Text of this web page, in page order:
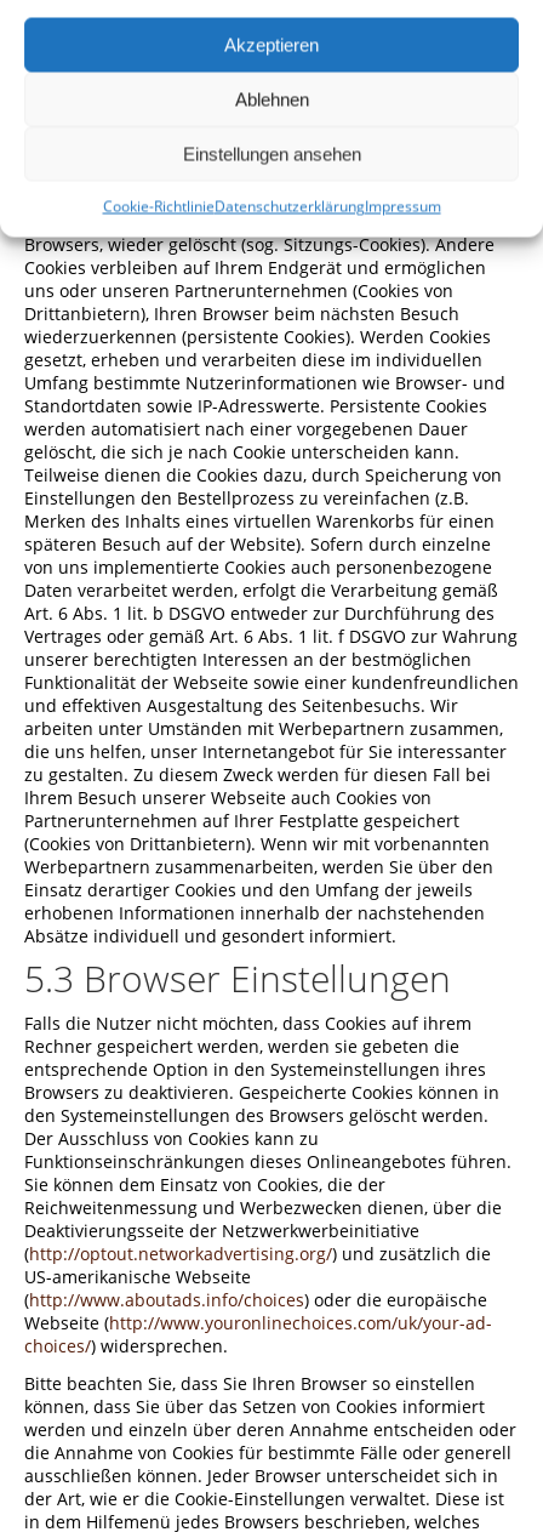
Akzeptieren
Ablehnen
Einstellungen ansehen
Cookie-RichtlinieDatenschutzerklärungImpressum
den Einsatz von Cookies im Rahmen pseudonymer
Reichweitenmessung werden die Nutzer im Rahmen dieser
Datenschutzerklärung informiert.
Datenerfassung und
Verarbeitung
Einige der von uns verwendeten Cookies werden nach dem
Ende der Browser-Sitzung, also nach Schließen Ihres
Browsers, wieder gelöscht (sog. Sitzungs-Cookies). Andere
Cookies verbleiben auf Ihrem Endgerät und ermöglichen
uns oder unseren Partnerunternehmen (Cookies von
Drittanbietern), Ihren Browser beim nächsten Besuch
wiederzuerkennen (persistente Cookies). Werden Cookies
gesetzt, erheben und verarbeiten diese im individuellen
Umfang bestimmte Nutzerinformationen wie Browser- und
Standortdaten sowie IP-Adresswerte. Persistente Cookies
werden automatisiert nach einer vorgegebenen Dauer
gelöscht, die sich je nach Cookie unterscheiden kann.
Teilweise dienen die Cookies dazu, durch Speicherung von
Einstellungen den Bestellprozess zu vereinfachen (z.B.
Merken des Inhalts eines virtuellen Warenkorbs für einen
späteren Besuch auf der Website). Sofern durch einzelne
von uns implementierte Cookies auch personenbezogene
Daten verarbeitet werden, erfolgt die Verarbeitung gemäß
Art. 6 Abs. 1 lit. b DSGVO entweder zur Durchführung des
Vertrages oder gemäß Art. 6 Abs. 1 lit. f DSGVO zur Wahrung
unserer berechtigten Interessen an der bestmöglichen
Funktionalität der Webseite sowie einer kundenfreundlichen
und effektiven Ausgestaltung des Seitenbesuchs. Wir
arbeiten unter Umständen mit Werbepartnern zusammen,
die uns helfen, unser Internetangebot für Sie interessanter
zu gestalten. Zu diesem Zweck werden für diesen Fall bei
Ihrem Besuch unserer Webseite auch Cookies von
Partnerunternehmen auf Ihrer Festplatte gespeichert
(Cookies von Drittanbietern). Wenn wir mit vorbenannten
Werbepartnern zusammenarbeiten, werden Sie über den
Einsatz derartiger Cookies und den Umfang der jeweils
erhobenen Informationen innerhalb der nachstehenden
Absätze individuell und gesondert informiert.
5.3 Browser Einstellungen
Falls die Nutzer nicht möchten, dass Cookies auf ihrem
Rechner gespeichert werden, werden sie gebeten die
entsprechende Option in den Systemeinstellungen ihres
Browsers zu deaktivieren. Gespeicherte Cookies können in
den Systemeinstellungen des Browsers gelöscht werden.
Der Ausschluss von Cookies kann zu
Funktionseinschränkungen dieses Onlineangebotes führen.
Sie können dem Einsatz von Cookies, die der
Reichweitenmessung und Werbezwecken dienen, über die
Deaktivierungsseite der Netzwerkwerbeinitiative
(http://optout.networkadvertising.org/) und zusätzlich die
US-amerikanische Webseite
(http://www.aboutads.info/choices) oder die europäische
Webseite (http://www.youronlinechoices.com/uk/your-ad-
choices/) widersprechen.
Bitte beachten Sie, dass Sie Ihren Browser so einstellen
können, dass Sie über das Setzen von Cookies informiert
werden und einzeln über deren Annahme entscheiden oder
die Annahme von Cookies für bestimmte Fälle oder generell
ausschließen können. Jeder Browser unterscheidet sich in
der Art, wie er die Cookie-Einstellungen verwaltet. Diese ist
in dem Hilfemenü jedes Browsers beschrieben, welches